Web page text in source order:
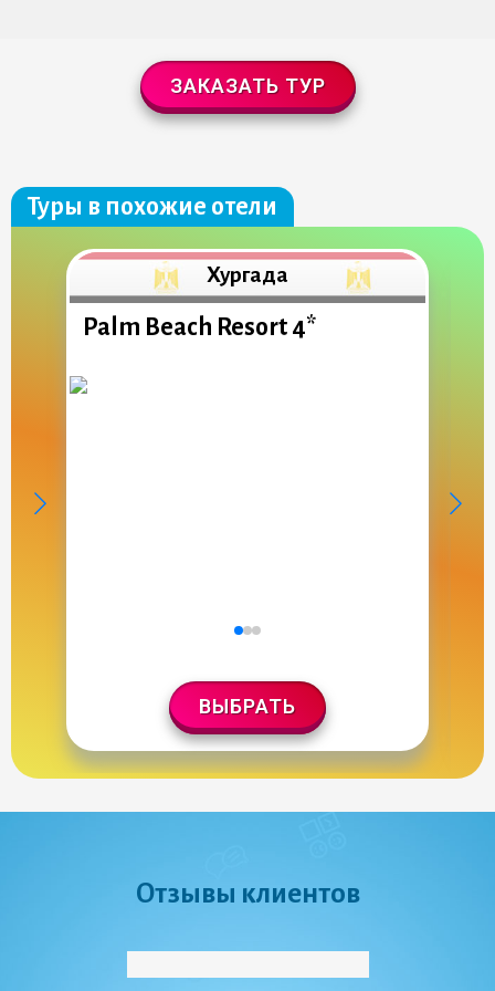
ЗАКАЗАТЬ ТУР
Туры в похожие отели
Хургада
Palm Beach Resort 4*
ВЫБРАТЬ
Отзывы клиентов